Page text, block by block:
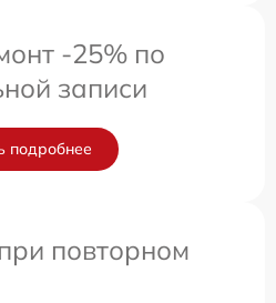
-25% по
записи
подробнее
повторном